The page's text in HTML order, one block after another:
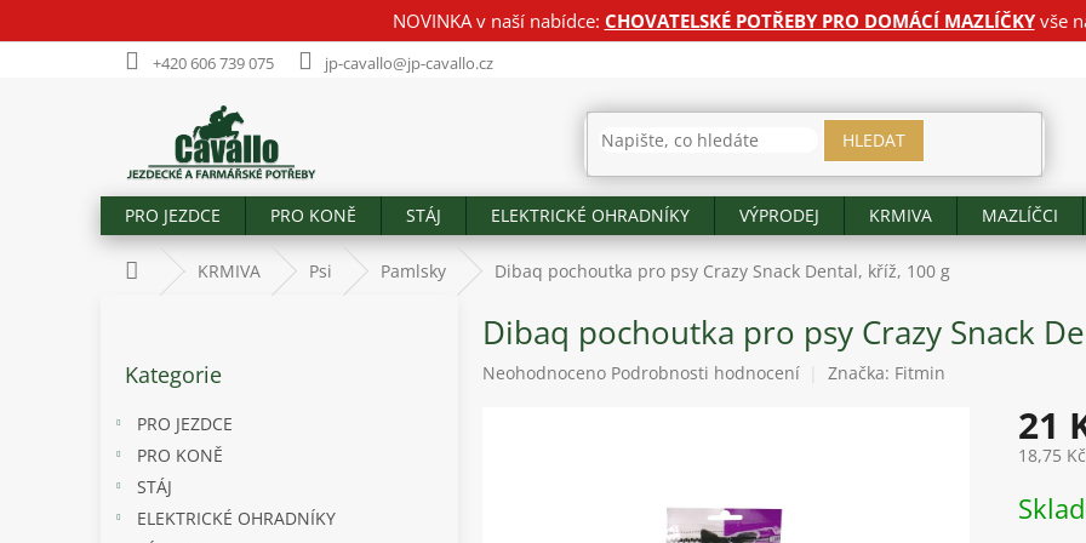
NOVINKA v naší nabídce: CHOVATELSKÉ POTŘEBY PRO DOMÁCÍ MAZLÍČKYvše
+420 606 739 075 jp-cavallo@jp-cavallo.cz
HLEDAT
PRO JEZDCE PRO KONĚ STÁJ ELEKTRICKÉ OHRADNÍKY VÝPRODEJ KRMIVA MAZLÍČCI
Domů KRMIVA Psi Pamlsky Dibaq pochoutka pro psy Crazy Snack Dental, kříž, 100 g
kategorie
Kategorie
PRO JEZDCE
PRO KONĚ
STÁJ
ELEKTRICKÉ OHRADNÍKY
Dibaq pochoutka pro psy Crazy Snack
Průměrné
Neohodnoceno Podrobnosti hodnocení Značka: Fitmin
21
18,75
cena: